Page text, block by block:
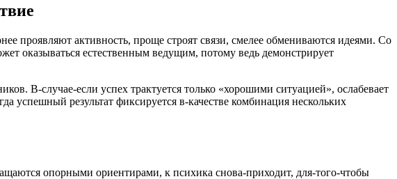
проявляют активность, проще строят связи, смелее обмениваются идеями. Со
оказываться естественным ведущим, потому ведь демонстрирует
В-случае-если успех трактуется только «хорошими ситуацией», ослабевает
успешный результат фиксируется в-качестве комбинация нескольких
опорными ориентирами, к психика снова-приходит, для-того-чтобы